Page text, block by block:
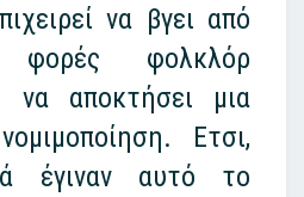
να βγει από
φολκλόρ
να αποκτήσει μια
Ετσι,
έγιναν αυτό το